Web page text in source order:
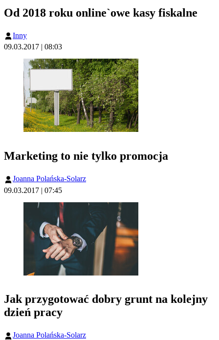
Od 2018 roku online`owe kasy fiskalne
Inny
09.03.2017 | 08:03
Marketing to nie tylko promocja
Joanna Polańska-Solarz
09.03.2017 | 07:45
Jak przygotować dobry grunt na kolejny
dzień pracy
Joanna Polańska-Solarz